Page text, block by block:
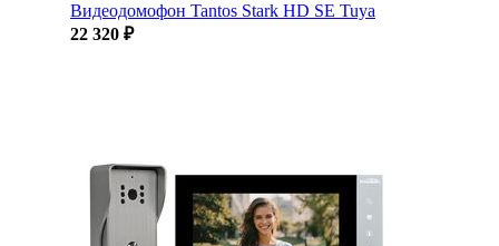
Видеодомофон Tantos Stark HD SE Tuya
22 320 ₽